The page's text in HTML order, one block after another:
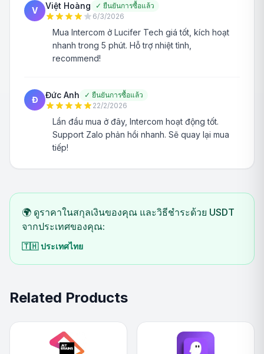
V Việt Hoàng ✓ ยืนยันการซื้อแล้ว
6/3/2026
Mua Intercom ở Lucifer Tech giá tốt, kích hoạt
nhanh trong 5 phút. Hỗ trợ nhiệt tình,
recommend!
Đ Đức Anh ✓ ยืนยันการซื้อแล้ว
22/2/2026
Lần đầu mua ở đây, Intercom hoạt động tốt.
Support Zalo phản hồi nhanh. Sẽ quay lại mua
tiếp!
🌍 ดูราคาในสกุลเงินของคุณ และวิธีชำระด้วย USDT
จากประเทศของคุณ:
🇹🇭 ประเทศไทย
Related Products